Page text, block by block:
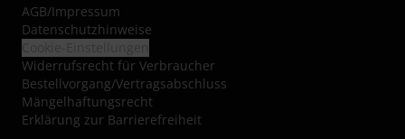
AGB/Impressum
Datenschutzhinweise
Widerrufsrecht für Verbraucher
Bestellvorgang/Vertragsabschluss
Mängelhaftungsrecht
Erklärung zur Barrierefreiheit